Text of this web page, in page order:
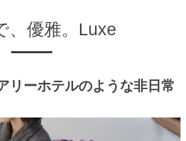
、優雅。Luxe
リーホテルのような非日常